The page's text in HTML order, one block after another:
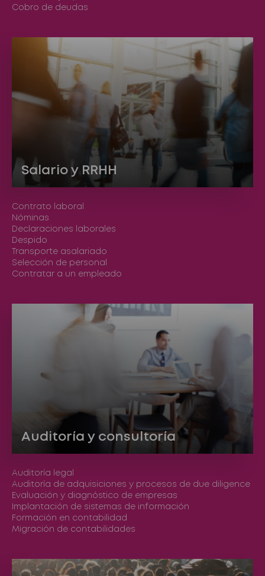
Cobro de deudas
Salario y RRHH
Contrato laboral
Nóminas
Declaraciones laborales
Despido
Transporte asalariado
Selección de personal
Contratar a un empleado
Auditoría y consultoría
Auditoría legal
Auditoría de adquisiciones y procesos de due diligence
Evaluación y diagnóstico de empresas
Implantación de sistemas de información
Formación en contabilidad
Migración de contabilidades